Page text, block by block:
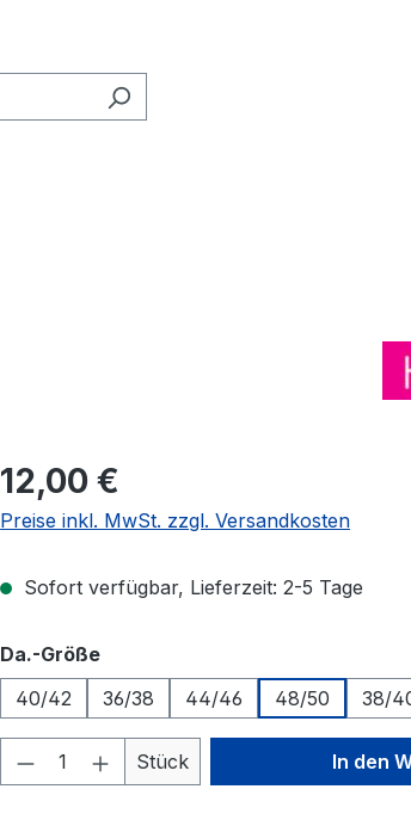
Regulärer Preis:
12,00 €
Preise inkl. MwSt. zzgl. Versandkosten
Sofort verfügbar, Lieferzeit: 2-5 Tage
Da.-Größeauswählen
40/42
36/38 44/46 48/50 38/
Produkt Anzahl: Gib den
Stück In den